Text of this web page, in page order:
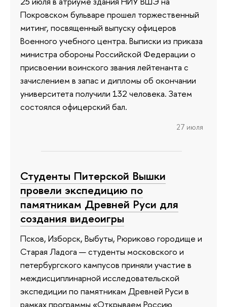
Покровском бульваре прошел торжественный
митинг, посвященный выпуску офицеров
Военного учебного центра. Выписки из приказа
министра обороны Российской Федерации о
присвоении воинского звания лейтенанта с
зачислением в запас и дипломы об окончании
университета получили 132 человека. Затем
состоялся офицерский бал.
27 июля
Студенты Питерской Вышки
провели экспедицию по
памятникам Древней Руси для
создания видеоигры
Псков, Изборск, Выбуты, Рюриково городище и
Старая Ладога — студенты московского и
петербургского кампусов приняли участие в
междисциплинарной исследовательской
экспедиции по памятникам Древней Руси в
рамках программы «Открываем Россию